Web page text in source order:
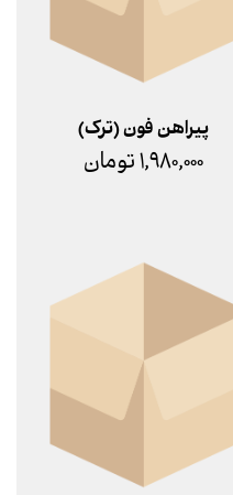
پیراهن فون (ترک)
۱,۹۸۰,۰۰۰ تومان